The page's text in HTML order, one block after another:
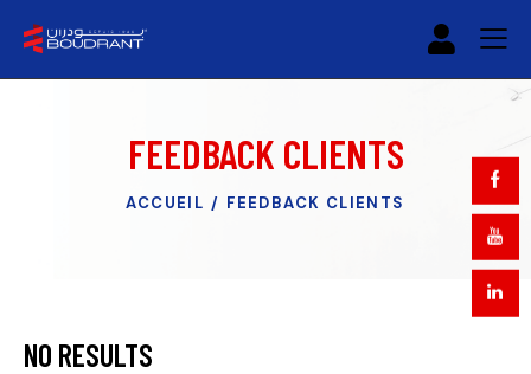
FEEDBACK CLIENTS
ACCUEIL FEEDBACK CLIENTS
NO RESULTS